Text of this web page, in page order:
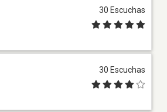
30 Escuchas
30 Escuchas